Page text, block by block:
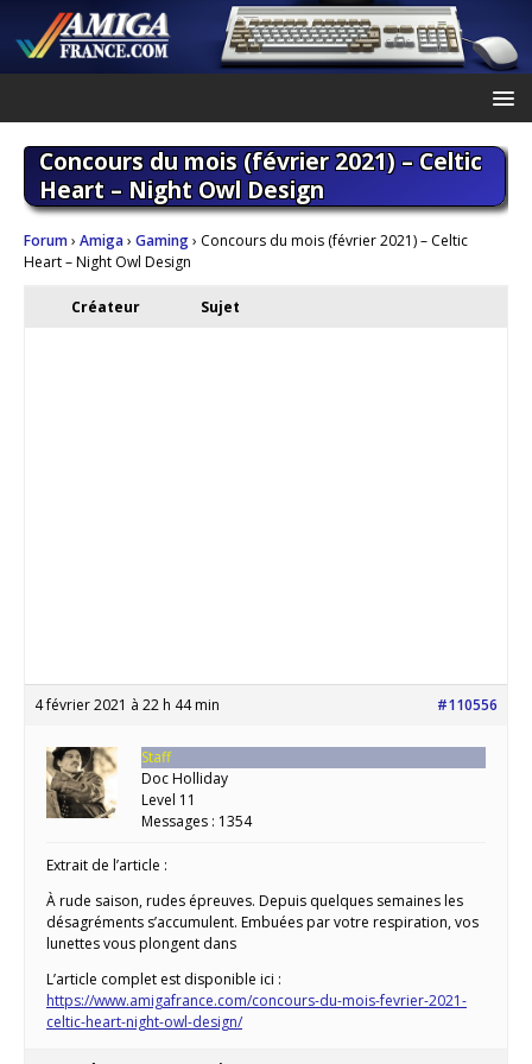
Concours du mois (février 2021) – Celtic
Heart – Night Owl Design
Forum› Amiga› Gaming› Concours du mois (février 2021) – Celtic
Heart – Night Owl Design
Créateur Sujet
4 février 2021 à 22 h 44 min #110556
Staff
Doc Holliday
Level 11
Messages : 1354
Extrait de l’article :
À rude saison, rudes épreuves. Depuis quelques semaines les
désagréments s’accumulent. Embuées par votre respiration, vos
lunettes vous plongent dans
L’article complet est disponible ici :
https://www.amigafrance.com/concours-du-mois-fevrier-2021-
celtic-heart-night-owl-design/